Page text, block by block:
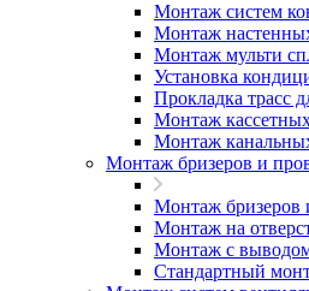
Монтаж систем
Монтаж
Монтаж мульти
Установка
Прокладка трасс
Монтаж
Монтаж
Монтаж бризеров и
Монтаж бризеров
Монтаж на
Монтаж с
Стандартный